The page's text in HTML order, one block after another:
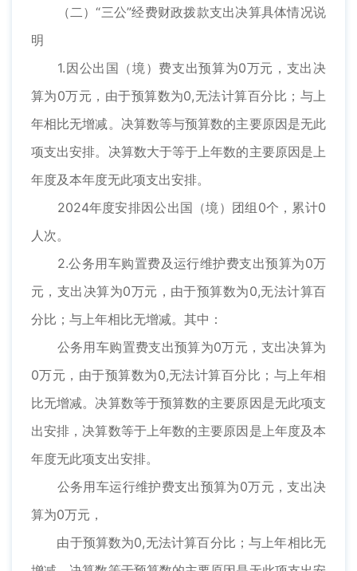
（二）“三公”经费财政拨款支出决算具体情况说
明
1.因公出国（境）费支出预算为0万元，支出决
算为0万元，由于预算数为0,无法计算百分比；与上
年相比无增减。决算数等与预算数的主要原因是无此
项支出安排。决算数大于等于上年数的主要原因是上
年度及本年度无此项支出安排。
2024年度安排因公出国（境）团组0个，累计0
人次。
2.公务用车购置费及运行维护费支出预算为0万
元，支出决算为0万元，由于预算数为0,无法计算百
分比；与上年相比无增减。其中：
公务用车购置费支出预算为0万元，支出决算为
0万元，由于预算数为0,无法计算百分比；与上年相
比无增减。决算数等于预算数的主要原因是无此项支
出安排，决算数等于上年数的主要原因是上年度及本
年度无此项支出安排。
公务用车运行维护费支出预算为0万元，支出决
算为0万元，
由于预算数为0,无法计算百分比；与上年相比无